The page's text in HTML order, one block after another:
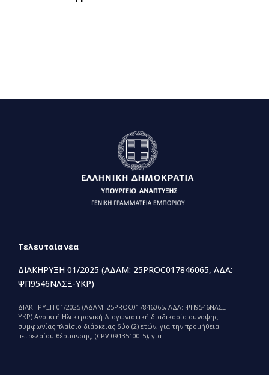
Τελευταία νέα
ΔΙΑΚΗΡΥΞΗ 01/2025 (ΑΔΑΜ: 25PROC017846065, ΑΔΑ:
ΨΠ9546ΝΛΣΞ-ΥΚΡ)
ΔΙΑΚΗΡΥΞΗ 01/2025 (ΑΔΑΜ: 25PROC017846065, ΑΔΑ: ΨΠ9546ΝΛΣΞ-
ΥΚΡ) Ανοικτή Ηλεκτρονική Διαγωνιστική διαδικασία σύναψης
συμφωνίας πλαίσιο διάρκειας δύο (2) ετών, για την προμήθεια
πετρελαίου θέρμανσης, (CPV 09135100-5), για